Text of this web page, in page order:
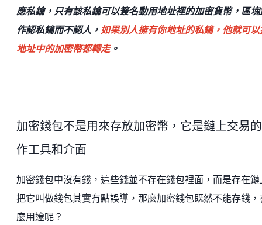
應私鑰，只有該私鑰可以簽名動用地址裡的加密貨幣，區塊
作認私鑰而不認人， 如果別人擁有你地址的私鑰，他就可以
地址中的加密幣都轉走。
加密錢包不是用來存放加密幣，它是鏈上交易
作工具和介面
加密錢包中沒有錢，這些錢並不存在錢包裡面，而是存在鏈
把它叫做錢包其實有點誤導，那麼加密錢包既然不能存錢，
麼用途呢？